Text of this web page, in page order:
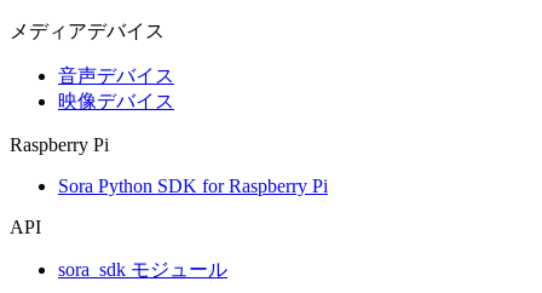
メディアデバイス
音声デバイス
映像デバイス
Raspberry Pi
Sora Python SDK for Raspberry Pi
API
sora_sdk モジュール